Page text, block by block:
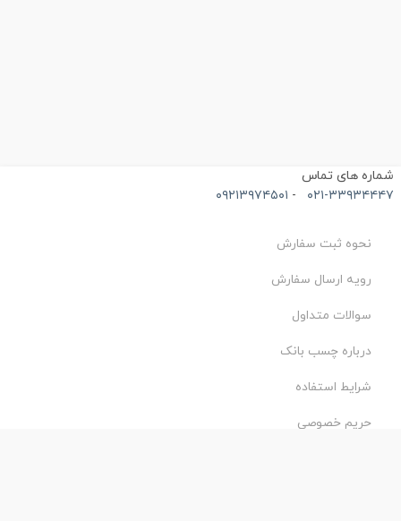
های تماس
۳۳۹۳۴۴۴۷- ۰۹۲۱۳۹۷۴۵۰۱
نحوه ثبت سفارش
رویه ارسال سفارش
سوالات متداول
درباره چسب بانک
شرایط استفاده
حریم خصوصی